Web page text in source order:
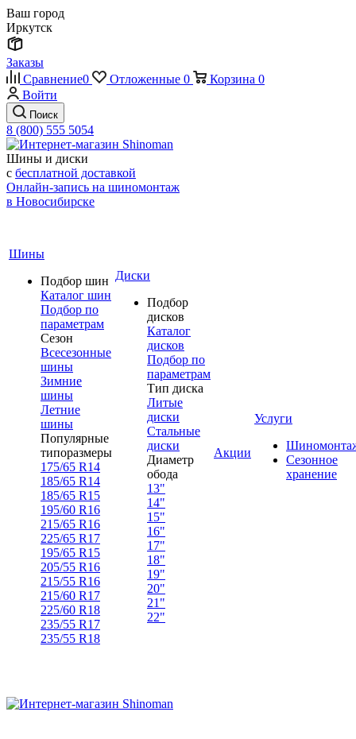
Ваш город
Иркутск
Заказы
Сравнение0 Отложенные 0 Корзина 0
Войти
Поиск
8 (800) 555 5054
Шины и диски
с бесплатной доставкой
Онлайн-запись на шиномонтаж
в Новосибирске
Шины
Подбор шин
Каталог шин
Подбор по
параметрам
Сезон
Всесезонные
шины
Зимние
шины
Летние
шины
Популярные
типоразмеры
175/65 R14
185/65 R14
185/65 R15
195/60 R16
215/65 R16
225/65 R17
195/65 R15
205/55 R16
215/55 R16
215/60 R17
225/60 R18
235/55 R17
235/55 R18
Диски
Подбор
дисков
Каталог
дисков
Подбор по
параметрам
Тип диска
Литые
диски
Стальные
диски
Диаметр
обода
13"
14"
15"
16"
17"
18"
19"
20"
21"
22"
Акции
Услуги
Сезонное
хранение